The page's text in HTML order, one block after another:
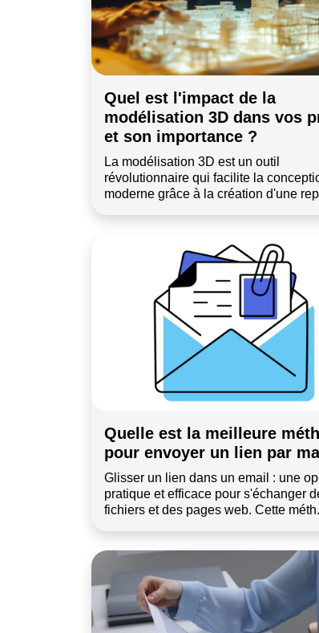
Quel est l'impact de la
modélisation 3D dans vos
et son importance ?
La modélisation 3D est un outil
révolutionnaire qui facilite la
moderne grâce à la création d'une
Quelle est la meilleure
pour envoyer un lien par
Glisser un lien dans un email : une
pratique et efficace pour s'échanger
fichiers et des pages web. Cette